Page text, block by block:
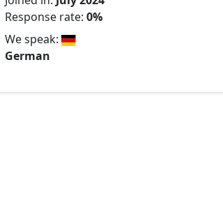
Response rate: 0%
We speak:
German